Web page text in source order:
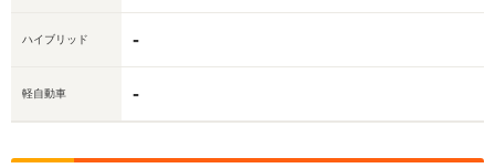
ハイブリッド -
軽自動車 -